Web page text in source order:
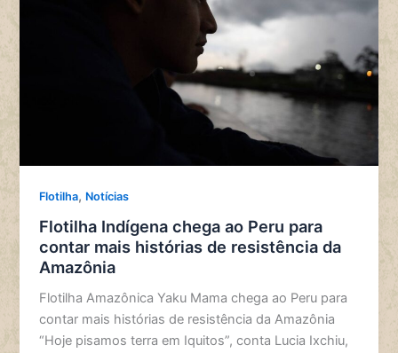
Flotilha, Notícias
Flotilha Indígena chega ao Peru para
contar mais histórias de resistência da
Amazônia
Flotilha Amazônica Yaku Mama chega ao Peru para
contar mais histórias de resistência da Amazônia
“Hoje pisamos terra em Iquitos”, conta Lucia Ixchiu,